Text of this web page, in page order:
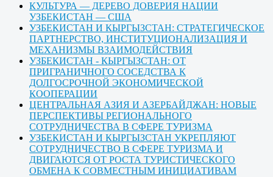
КУЛЬТУРА — ДЕРЕВО ДОВЕРИЯ НАЦИИ
УЗБЕКИСТАН — США
УЗБЕКИСТАН И КЫРГЫЗСТАН: СТРАТЕГИЧЕСКОЕ
ПАРТНЕРСТВО, ИНСТИТУЦИОНАЛИЗАЦИЯ И
МЕХАНИЗМЫ ВЗАИМОДЕЙСТВИЯ
УЗБЕКИСТАН - КЫРГЫЗСТАН: ОТ
ПРИГРАНИЧНОГО СОСЕДСТВА К
ДОЛГОСРОЧНОЙ ЭКОНОМИЧЕСКОЙ
КООПЕРАЦИИ
ЦЕНТРАЛЬНАЯ АЗИЯ И АЗЕРБАЙДЖАН: НОВЫЕ
ПЕРСПЕКТИВЫ РЕГИОНАЛЬНОГО
СОТРУДНИЧЕСТВА В СФЕРЕ ТУРИЗМА
УЗБЕКИСТАН И КЫРГЫЗСТАН УКРЕПЛЯЮТ
СОТРУДНИЧЕСТВО В СФЕРЕ ТУРИЗМА И
ДВИГАЮТСЯ ОТ РОСТА ТУРИСТИЧЕСКОГО
ОБМЕНА К СОВМЕСТНЫМ ИНИЦИАТИВАМ